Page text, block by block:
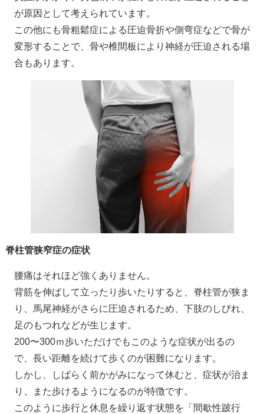
が原因として考えられています。
この他にも骨粗鬆症による圧迫骨折や側弯症などで骨が
変形することで、骨や椎間板により神経が圧迫される場
合もあります。
脊柱管狭窄症の症状
腰痛はそれほど強くありません。
背筋を伸ばして立ったり歩いたりすると、脊柱管が狭ま
り、馬尾神経がさらに圧迫されるため、下肢のしびれ、
足のもつれなどが生じます。
200〜300ｍ歩いただけでもこのような症状が出るの
で、長い距離を続けて歩くのが困難になります。
しかし、しばらく前かがみになって休むと、症状が治ま
り、また歩けるようになるのが特徴です。
このように歩行と休息を繰り返す状態を「間歇性跛行